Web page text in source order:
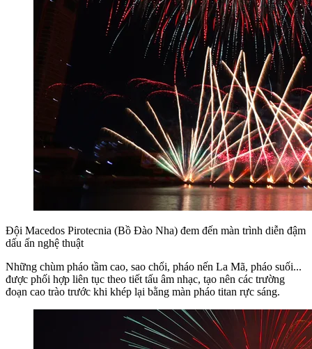
Đội Macedos Pirotecnia (Bồ Đào Nha) đem đến màn trình diễn đậm
dấu ấn nghệ thuật
Những chùm pháo tầm cao, sao chổi, pháo nến La Mã, pháo suối...
được phối hợp liên tục theo tiết tấu âm nhạc, tạo nên các trường
đoạn cao trào trước khi khép lại bằng màn pháo titan rực sáng.